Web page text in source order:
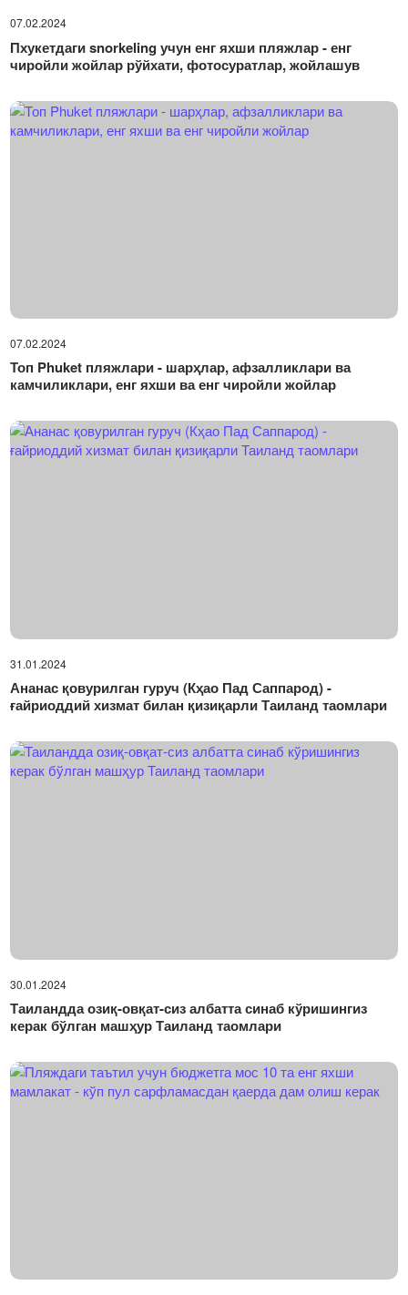
07.02.2024
Пхукетдаги snorkeling учун енг яхши пляжлар - енг
чиройли жойлар рўйхати, фотосуратлар, жойлашув
07.02.2024
Топ Phuket пляжлари - шарҳлар, афзалликлари ва
камчиликлари, енг яхши ва енг чиройли жойлар
31.01.2024
Ананас қовурилган гуруч (Кҳао Пад Саппарод) -
ғайриоддий хизмат билан қизиқарли Таиланд таомлари
30.01.2024
Таиландда озиқ-овқат-сиз албатта синаб кўришингиз
керак бўлган машҳур Таиланд таомлари